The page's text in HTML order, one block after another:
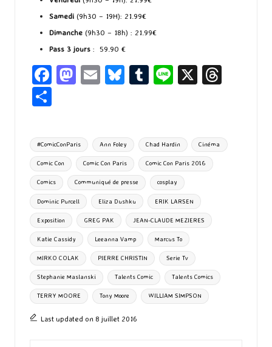
Samedi (9h30 – 19H): 21.99€
Dimanche (9h30 – 18h) : 21.99€
Pass 3 jours : 59.90 €
Fa
o
o
k
M
d
o
n
E
l
Bl
ky
T
bl
r
Li X
ds
ta
g
er
Tags:
#ComicConParis Ann Foley Chad Hardin Cinéma
Comic Con Comic Con Paris Comic Con Paris 2016
Comics Communiqué de presse cosplay
Dominic Purcell Eliza Dushku ERIK LARSEN
Exposition GREG PAK JEAN-CLAUDE MEZIERES
Katie Cassidy Leeanna Vamp Marcus To
MIRKO COLAK PIERRE CHRISTIN Serie Tv
Stephanie Maslanski Talents Comic Talents Comics
TERRY MOORE Tony Moore WILLIAM SIMPSON
Last updated on 8 juillet 2016